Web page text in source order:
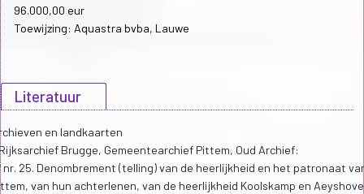
96.000,00 eur
Toewijzing: Aquastra bvba, Lauwe
Literatuur
en landkaarten
Brugge, Gemeentearchief Pittem, Oud Archief:
25. Denombrement (telling) van de heerlijkheid en het patronaat
van hun achterlenen, van de heerlijkheid Koolskamp en